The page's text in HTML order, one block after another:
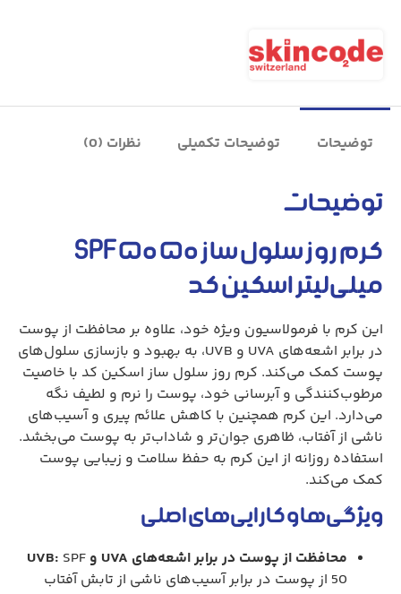
توضیحات توضیحات تکمیلی نظرات (0)
توضیحات
کرم روز سلول ساز ۵۰ SPF ۵۰
میلی‌لیتر اسکین کد
این کرم با فرمولاسیون ویژه خود، علاوه بر محافظت از پوست
در برابر اشعه‌های UVA و UVB، به بهبود و بازسازی سلول‌های
پوست کمک می‌کند. کرم روز سلول ساز اسکین کد با خاصیت
مرطوب‌کنندگی و آبرسانی خود، پوست را نرم و لطیف نگه
می‌دارد. این کرم همچنین با کاهش علائم پیری و آسیب‌های
ناشی از آفتاب، ظاهری جوان‌تر و شاداب‌تر به پوست می‌بخشد.
استفاده روزانه از این کرم به حفظ سلامت و زیبایی پوست
کمک می‌کند.
ویژگی‌ها و کارایی‌های اصلی
محافظت از پوست در برابر اشعه‌های UVA و UVB:
SPF
50 از پوست در برابر آسیب‌های ناشی از تابش آفتاب